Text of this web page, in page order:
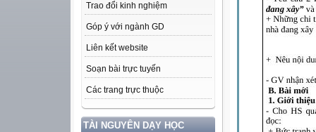
Trao đổi kinh nghiệm
Góp ý với ngành GD
Liên kết website
Soạn bài trực tuyến
Các trang trực thuộc
TÀI NGUYÊN DẠY HỌC